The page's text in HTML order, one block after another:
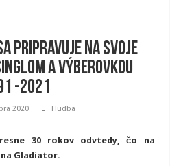
pripravuje na svoje
a výberovkou
-2021
2020
Hudba
30 rokov odvtedy, čo na
Gladiator.